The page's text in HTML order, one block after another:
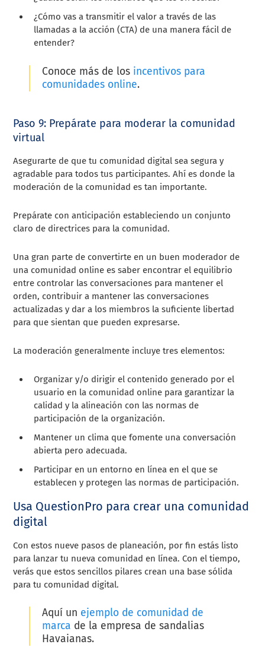
¿Cómo vas a transmitir el valor a través de las
llamadas a la acción (CTA) de una manera fácil de
entender?
Conoce más de los incentivos para
comunidades online.
Paso 9: Prepárate para moderar la comunidad
virtual
Asegurarte de que tu comunidad digital sea segura y
agradable para todos tus participantes. Ahí es donde la
moderación de la comunidad es tan importante.
Prepárate con anticipación estableciendo un conjunto
claro de directrices para la comunidad.
Una gran parte de convertirte en un buen moderador de
una comunidad online es saber encontrar el equilibrio
entre controlar las conversaciones para mantener el
orden, contribuir a mantener las conversaciones
actualizadas y dar a los miembros la suficiente libertad
para que sientan que pueden expresarse.
La moderación generalmente incluye tres elementos:
Organizar y/o dirigir el contenido generado por el
usuario en la comunidad online para garantizar la
calidad y la alineación con las normas de
participación de la organización.
Mantener un clima que fomente una conversación
abierta pero adecuada.
Participar en un entorno en línea en el que se
establecen y protegen las normas de participación.
Usa QuestionPro para crear una comunidad
digital
Con estos nueve pasos de planeación, por fin estás listo
para lanzar tu nueva comunidad en línea. Con el tiempo,
verás que estos sencillos pilares crean una base sólida
para tu comunidad digital.
Aquí un ejemplo de comunidad de
marca de la empresa de sandalias
Havaianas.